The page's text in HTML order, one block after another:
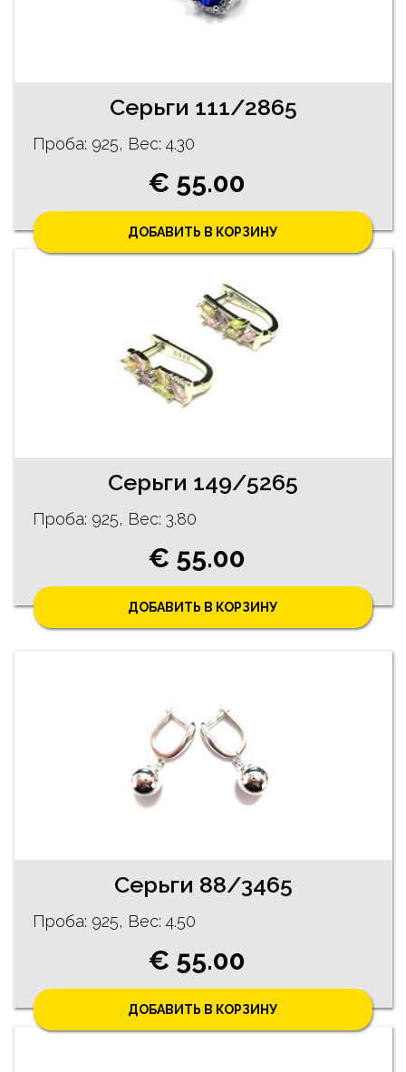
Cерьги 111/2865
Проба: 925, Bес: 4.30
€ 55.00
ДОБАВИТЬ В КОРЗИНУ
Серьги 149/5265
Проба: 925, Bес: 3.80
€ 55.00
ДОБАВИТЬ В КОРЗИНУ
Cерьги 88/3465
Проба: 925, Bес: 4.50
€ 55.00
ДОБАВИТЬ В КОРЗИНУ